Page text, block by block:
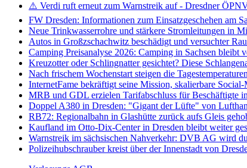
⚠️ Verdi ruft erneut zum Warnstreik auf - Dresdner
FW Dresden: Informationen zum Einsatzgeschehen am
Neue Trinkwasserrohre und stärkere Stromleitungen in
Autos in Großzschachwitz beschädigt und versuchter
Camping Preisanalyse 2026: Camping in Sachsen bleibt
Kreuzotter oder Schlingnatter gesichtet? Diese
Nach frischem Wochenstart steigen die
InternetFame bekräftigt seine Mission, skalierbare
MRB und GDL erzielen Tarifabschluss für Beschäftigte
Doppel A380 in Dresden: "Gigant der Lüfte" von
RB72: Regionalbahn in Glashütte zurück aufs Gleis
Kaufland im Otto-Dix-Center in Dresden bleibt weiter
Warnstreik im sächsischen Nahverkehr: DVB AG wird
Polizeihubschrauber kreist über der Innenstadt von